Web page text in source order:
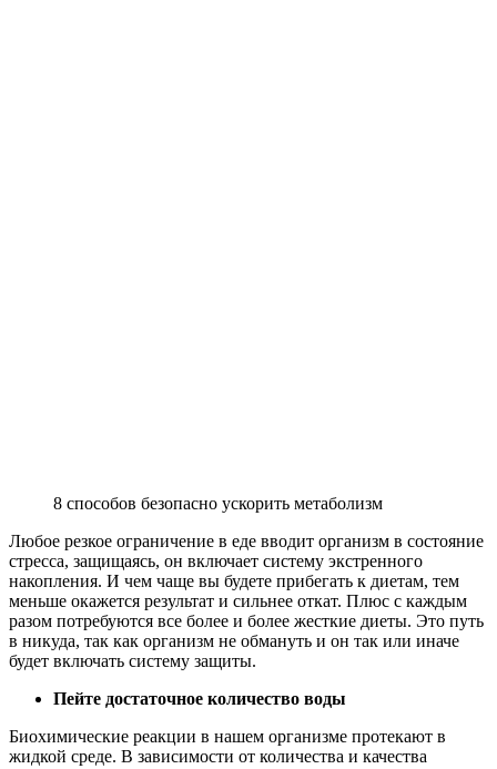
8 способов безопасно ускорить метаболизм
Любое резкое ограничение в еде вводит организм в состояние
стресса, защищаясь, он включает систему экстренного
накопления. И чем чаще вы будете прибегать к диетам, тем
меньше окажется результат и сильнее откат. Плюс с каждым
разом потребуются все более и более жесткие диеты. Это путь
в никуда, так как организм не обмануть и он так или иначе
будет включать систему защиты.
Пейте достаточное количество воды
Биохимические реакции в нашем организме протекают в
жидкой среде. В зависимости от количества и качества